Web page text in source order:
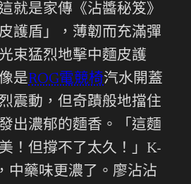
就是家傳《沾醬秘笈》
護盾」，薄韌而充滿彈
束猛烈地擊中麵皮護
是ROG電競椅汽水開蓋
震動，但奇蹟般地擋住
出濃郁的麵香。「這麵
！但撐不了太久！」K-
中藥味更濃了。廖沾沾